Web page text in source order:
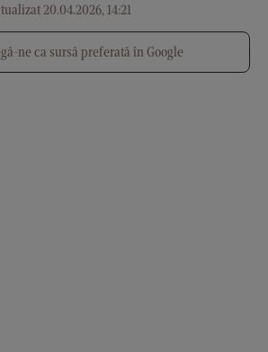
20.04.2026, 14:21
ne ca sursă preferată în Google